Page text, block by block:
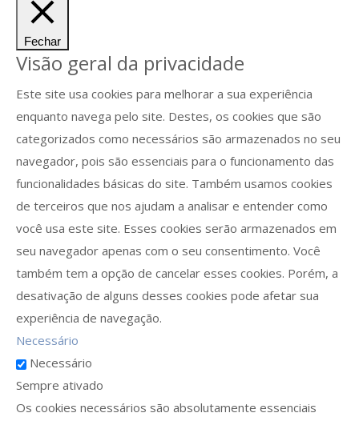
Fechar
Visão geral da privacidade
Este site usa cookies para melhorar a sua experiência
enquanto navega pelo site. Destes, os cookies que são
categorizados como necessários são armazenados no seu
navegador, pois são essenciais para o funcionamento das
funcionalidades básicas do site. Também usamos cookies
de terceiros que nos ajudam a analisar e entender como
você usa este site. Esses cookies serão armazenados em
seu navegador apenas com o seu consentimento. Você
também tem a opção de cancelar esses cookies. Porém, a
desativação de alguns desses cookies pode afetar sua
experiência de navegação.
Necessário
Necessário
Sempre ativado
Os cookies necessários são absolutamente essenciais